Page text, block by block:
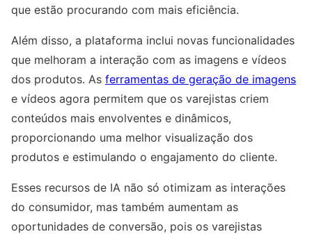
que estão procurando com mais eficiência.
Além disso, a plataforma inclui novas funcionalidades
que melhoram a interação com as imagens e vídeos
dos produtos. As ferramentas de geração de imagens
e vídeos agora permitem que os varejistas criem
conteúdos mais envolventes e dinâmicos,
proporcionando uma melhor visualização dos
produtos e estimulando o engajamento do cliente.
Esses recursos de IA não só otimizam as interações
do consumidor, mas também aumentam as
oportunidades de conversão, pois os varejistas